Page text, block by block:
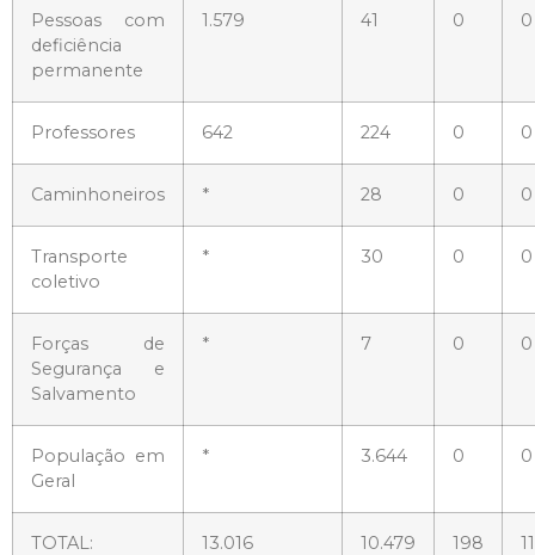
Pessoas com
deficiência
permanente
1.579 41 0 0
Professores 642 224 0 0
Caminhoneiros * 28 0 0
Transporte
coletivo
* 30 0 0
Forças de
Segurança e
Salvamento
* 7 0 0
População em
Geral
* 3.644 0 0
TOTAL: 13.016 10.479 198